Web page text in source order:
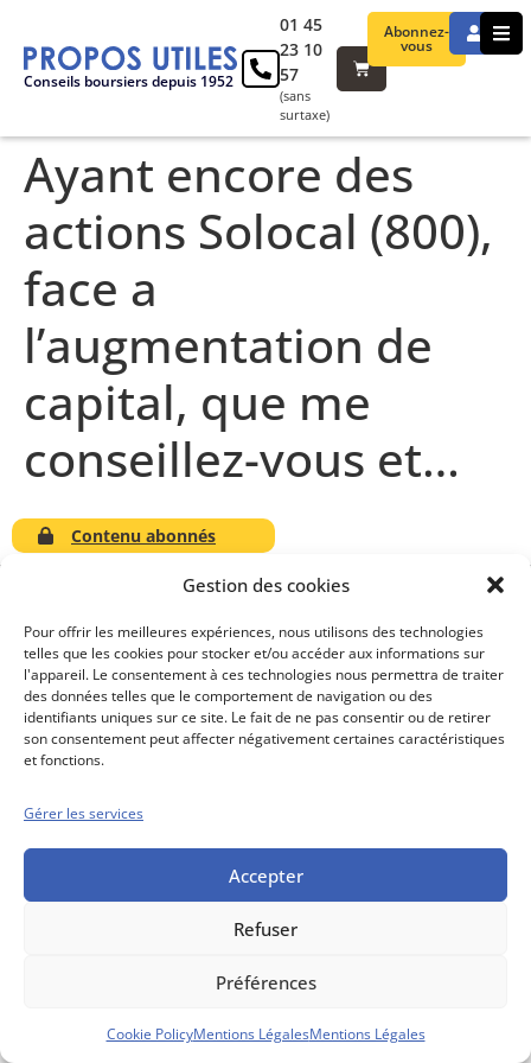
Gestion des cookies
Pour offrir les meilleures expériences, nous utilisons des technologies
telles que les cookies pour stocker et/ou accéder aux informations sur
l'appareil. Le consentement à ces technologies nous permettra de traiter
des données telles que le comportement de navigation ou des
identifiants uniques sur ce site. Le fait de ne pas consentir ou de retirer
son consentement peut affecter négativement certaines caractéristiques
et fonctions.
Gérer les services
Accepter
Refuser
Préférences
Cookie PolicyMentions LégalesMentions Légales
Conseils boursiers depuis 1952
Abonnez-
vous
01 45
23 10
57
(sans
surtaxe)
Ayant encore des
actions Solocal (800),
face a
l’augmentation de
capital, que me
conseillez-vous et…
Contenu abonnés
Conseils boursiers depuis 1952
Propos Utiles est
une publication
des Editions
Marigny